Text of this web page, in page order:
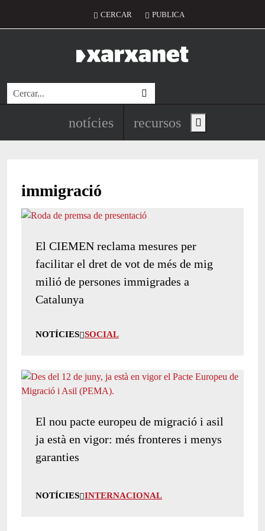
Menú del compte d'usuari
CERCAR PUBLICA
Cerca
Navegació principal de
notícies recursos Show main menu
immigració
El CIEMEN reclama mesures per
facilitar el dret de vot de més de mig
milió de persones immigrades a
Catalunya
NOTÍCIES SOCIAL
El nou pacte europeu de migració i asil
ja està en vigor: més fronteres i menys
garanties
NOTÍCIES INTERNACIONAL